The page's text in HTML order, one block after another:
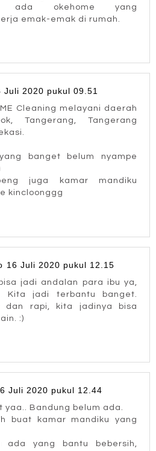
ada okehome yang
emak-emak di rumah.
Juli 2020 pukul 09.51
Cleaning melayani daerah
Tangerang, Tangerang
banget belum nyampe
juga kamar mandiku
kincloonggg
16 Juli 2020 pukul 12.15
jadi andalan para ibu ya,
Kita jadi terbantu banget.
dan rapi, kita jadinya bisa
:)
Juli 2020 pukul 12.44
yaa.. Bandung belum ada.
buat kamar mandiku yang
ada yang bantu bebersih,